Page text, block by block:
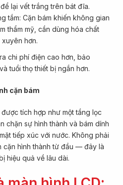
lại vết trắng trên bát đĩa.
tắm: Cặn bám khiến không gian
thẩm mỹ, cần dùng hóa chất
hơn.
chi phí điện cao hơn, bảo
tuổi thọ thiết bị ngắn hơn.
cặn bám
tích hợp như một tầng lọc
chặn sự hình thành và bám dính
tiếp xúc với nước. Không phải
cặn hình thành từ đầu — đây là
hiệu quả về lâu dài.